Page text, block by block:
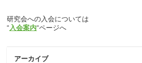
研究会への入会については
“ 入会案内“ページへ
アーカイブ